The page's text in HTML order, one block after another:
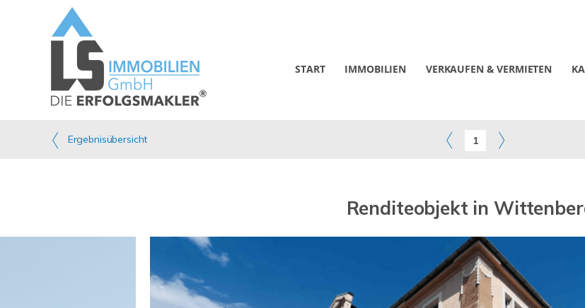
START IMMOBILIEN VERKAUFEN & VERMIETEN
Ergebnisübersicht 1
Renditeobjekt in